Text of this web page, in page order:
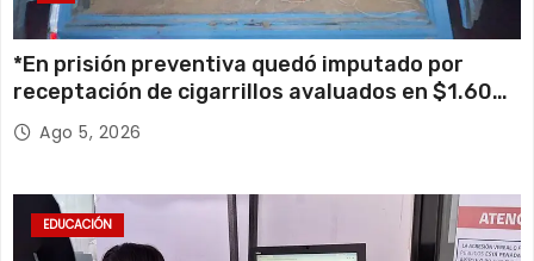
*En prisión preventiva quedó imputado por
receptación de cigarrillos avaluados en $1.600
millones*
Ago 5, 2026
EDUCACIÓN